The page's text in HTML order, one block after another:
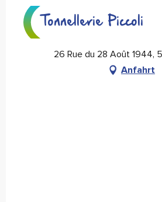
Tonnellerie Piccoli
26 Rue du 28 Août 1944,
Anfahrt